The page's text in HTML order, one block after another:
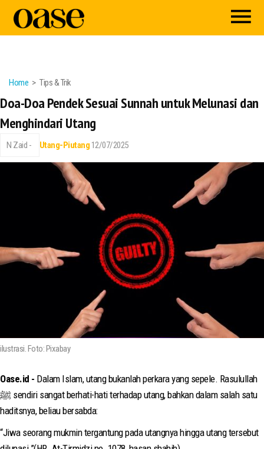
Home Tips & Trik
Doa-Doa Pendek Sesuai Sunnah untuk Melunasi dan
Menghindari Utang
N Zaid - Utang-Piutang 12/07/2025
ilustrasi. Foto: Pixabay
Oase.id - Dalam Islam, utang bukanlah perkara yang sepele. Rasulullah
ﷺ sendiri sangat berhati-hati terhadap utang, bahkan dalam salah satu
haditsnya, beliau bersabda:
“Jiwa seorang mukmin tergantung pada utangnya hingga utang tersebut